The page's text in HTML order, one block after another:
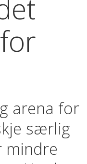
arena for
særlig
mindre